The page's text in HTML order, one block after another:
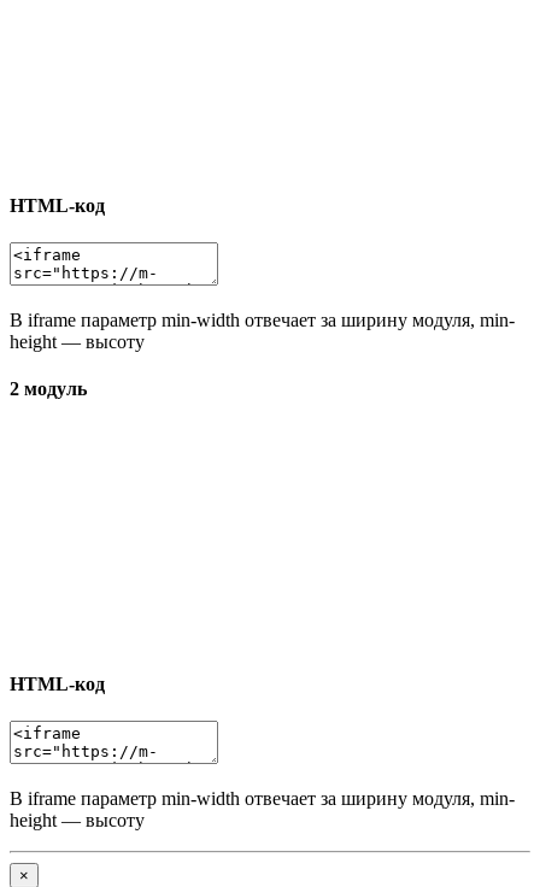
HTML-код
В iframe параметр min-width отвечает за ширину модуля, min-
height — высоту
2 модуль
HTML-код
В iframe параметр min-width отвечает за ширину модуля, min-
height — высоту
×